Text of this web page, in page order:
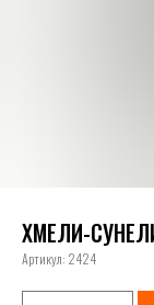
ХМЕЛИ-
Артикул: 2424